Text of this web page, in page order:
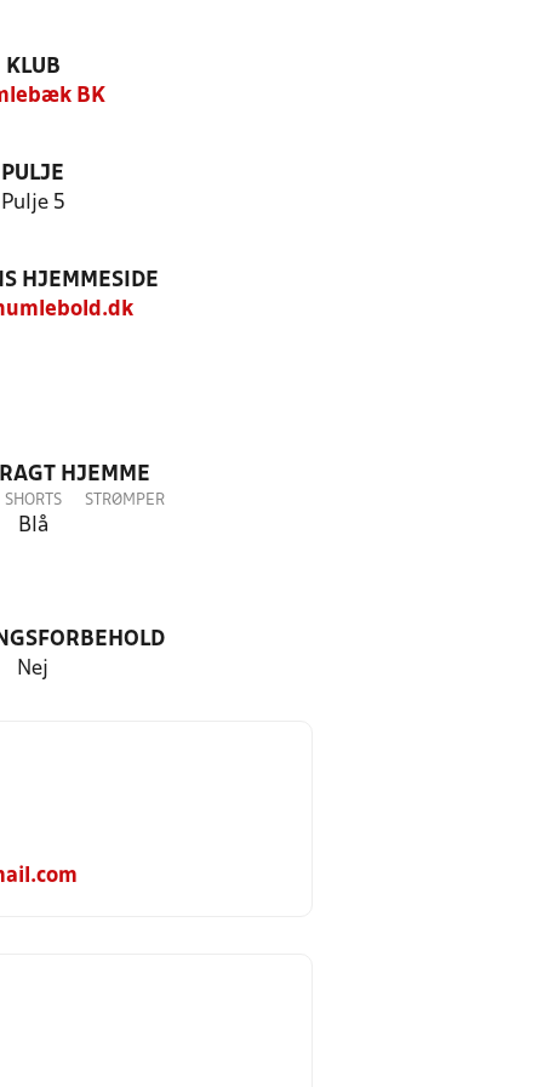
KLUB
BK
PULJE
Pulje 5
HJEMMESIDE
HJEMME
SHORTS
Blå
STRØMPER
Nej